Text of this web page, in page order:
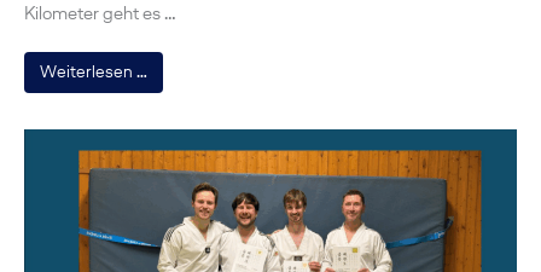
Kilometer geht es …
Weiterlesen …